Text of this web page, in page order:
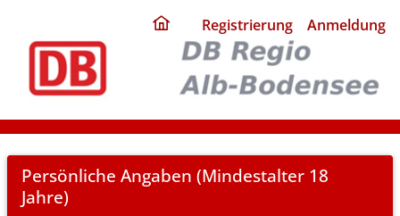
home
page
Registrierung Anmeldung
Registration
Persönliche Angaben (Mindestalter 18
Jahre)